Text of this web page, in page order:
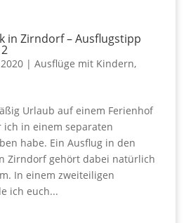
in Zirndorf – Ausflugstipp
| Ausflüge mit Kindern,
Urlaub auf einem Ferienhof
ich in einem separaten
habe. Ein Ausflug in den
Zirndorf gehört dabei natürlich
In einem zweiteiligen
ich euch...